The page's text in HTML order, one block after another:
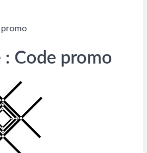
: Code promo